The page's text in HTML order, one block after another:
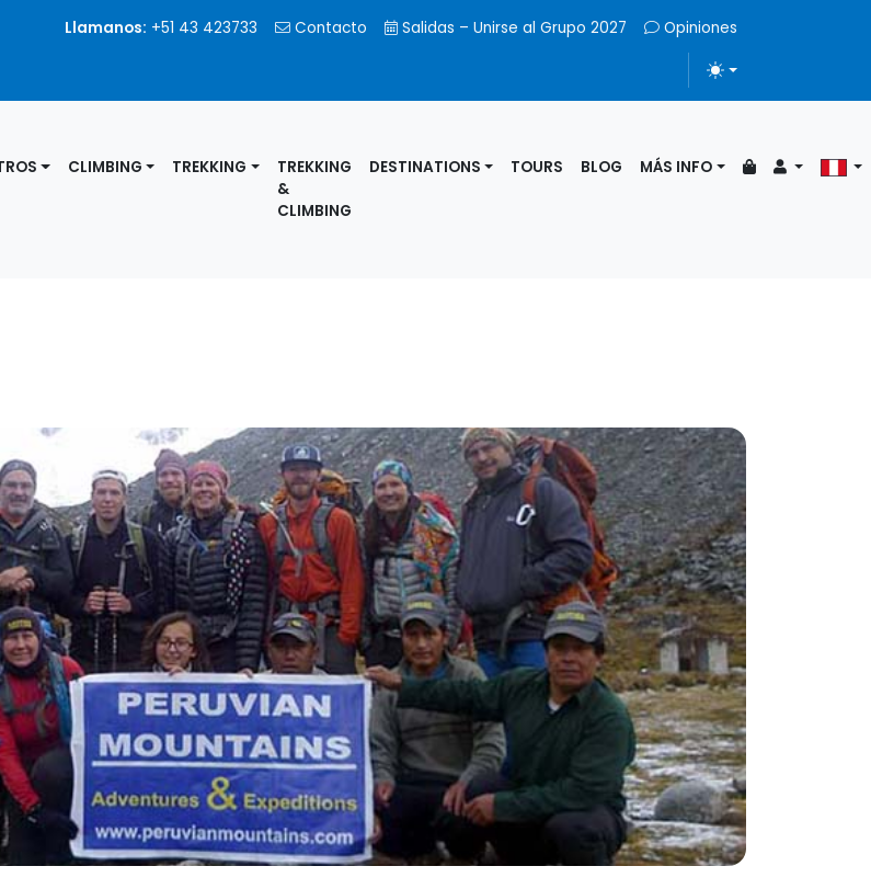
Llamanos: +51 43 423733 Contacto Salidas – Unirse al Grupo 2027 Opiniones
ALTERNAR TEMA
CLIMBING TREKKING
TREKKING
&
CLIMBING
DESTINATIONS TOURS BLOG MÁS INFO